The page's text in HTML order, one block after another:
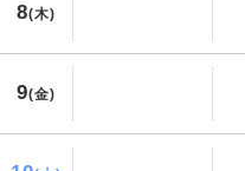
8(木)
9(金)